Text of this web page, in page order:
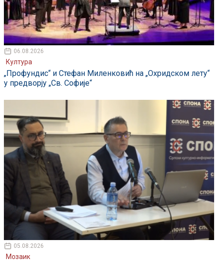
06.08.2026
Култура
„Профундис“ и Стефан Миленковић на „Охридском лету“
у предворју „Св. Софије“
05.08.2026
Мозаик